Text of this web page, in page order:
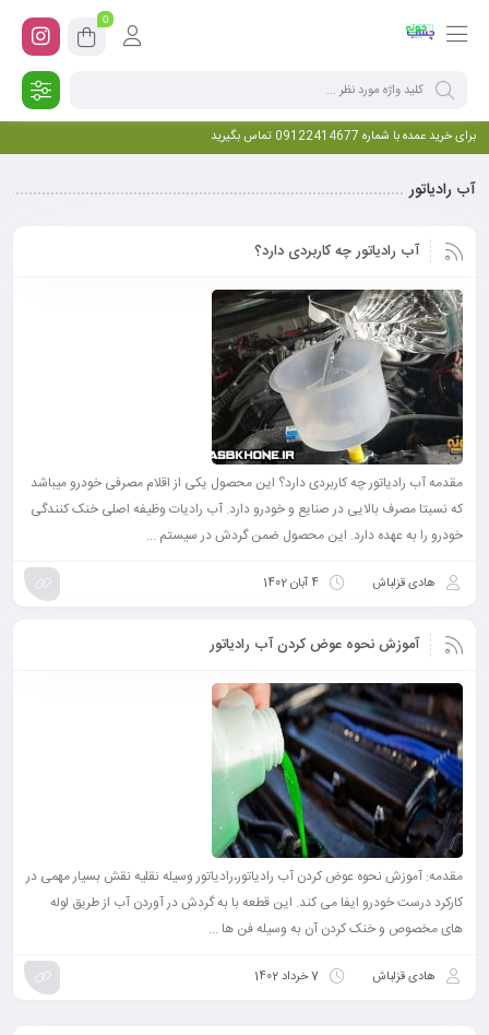
0
برای خرید عمده با شماره 09122414677 تماس بگیرید
آب رادیاتور
آب رادیاتور چه کاربردی دارد؟
مقدمه آب رادیاتور چه کاربردی دارد؟ این محصول یکی از اقلام مصرفی خودرو میباشد
که نسبتا مصرف بالایی در صنایع و خودرو دارد. آب رادیات وظیفه اصلی خنک کنندگی
خودرو را به عهده دارد. این محصول ضمن گردش در سیستم ...
هادی قزلباش 4 آبان 1402
آموزش نحوه عوض کردن آب رادیاتور
مقدمه: آموزش نحوه عوض کردن آب رادیاتور،رادیاتور وسیله نقلیه نقش بسیار مهمی در
کارکرد درست خودرو ایفا می کند. این قطعه با به گردش در آوردن آب از طریق لوله
های مخصوص و خنک کردن آن به وسیله فن ها ...
هادی قزلباش 7 خرداد 1402